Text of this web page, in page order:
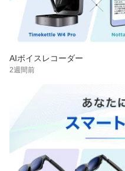
AIボイスレコーダー
2週間前